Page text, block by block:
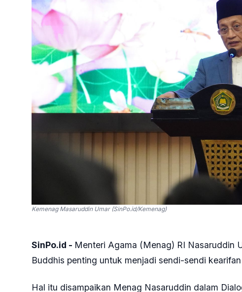
Kemenag Masaruddin Umar (SinPo.id/Kemenag)
SinPo.id - Menteri Agama (Menag) RI Nasaruddin
Buddhis penting untuk menjadi sendi-sendi
Hal itu disampaikan Menag Nasaruddin dalam